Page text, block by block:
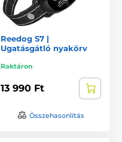
Reedog S7 |
Ugatásgátló nyakörv
Raktáron
13 990 Ft
Összehasonlítás